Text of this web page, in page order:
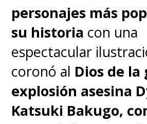
vivo", cerró en su
homenaje.
Acá puede revivir el
de Toriyama para la
último tomo de
personajes más
su historia con una
espectacular
coronó al Dios de la
explosión asesina
Katsuki Bakugo,